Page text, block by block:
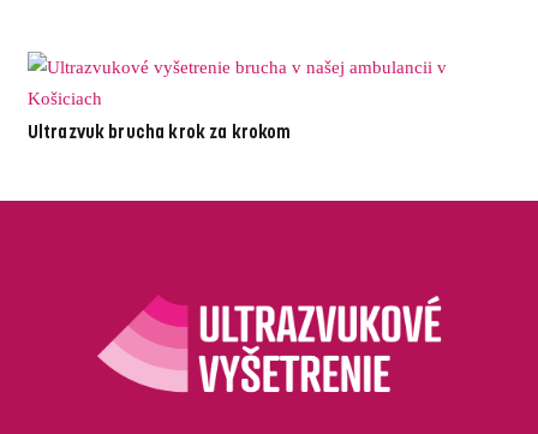
Ultrazvuk brucha krok za krokom